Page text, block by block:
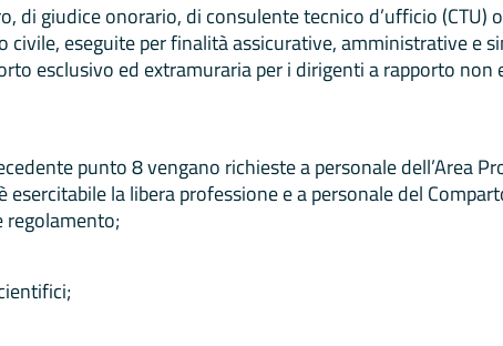
di giudice onorario, di consulente tecnico d’ufficio (CTU)
civile, eseguite per finalità assicurative, amministrative e
esclusivo ed extramuraria per i dirigenti a rapporto
punto 8 vengano richieste a personale dell’Area
esercitabile la libera professione e a personale del
regolamento;